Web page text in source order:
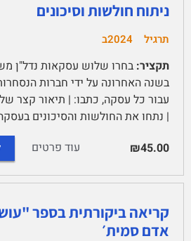
ניתוח חולשות וסיכונים
תרגיל 2024ב
תקציר: בחרו שלוש עסקאות נדל"ן
בשנה האחרונה על ידי חברות
| נתחו את החולשות והסיכונים
₪45.00
עוד פרטים
קריאה ביקורתית בספר
אדם סמית׳